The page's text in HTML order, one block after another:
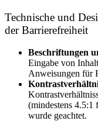
Technische und
der Barrierefreiheit
Beschriftungen
Eingabe von
Anweisungen für
(mindestens 4.5:1
wurde geachtet.